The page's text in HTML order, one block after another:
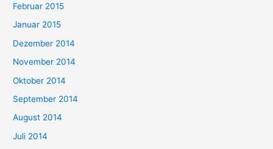
Februar 2015
Januar 2015
Dezember 2014
November 2014
Oktober 2014
September 2014
August 2014
Juli 2014